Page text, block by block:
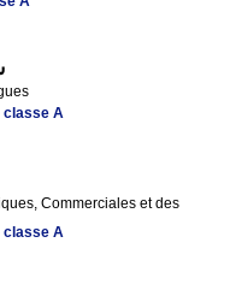
classe A
Commerciales et des
classe A